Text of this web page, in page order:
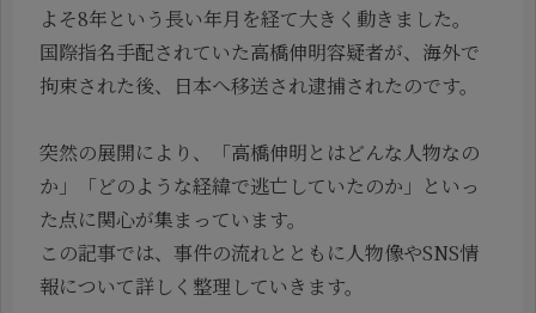
よそ8年という長い年月を経て大きく動きました。
国際指名手配されていた高橋伸明容疑者が、海外で
拘束された後、日本へ移送され逮捕されたのです。
突然の展開により、「高橋伸明とはどんな人物なの
か」「どのような経緯で逃亡していたのか」といっ
た点に関心が集まっています。
この記事では、事件の流れとともに人物像やSNS情
報について詳しく整理していきます。